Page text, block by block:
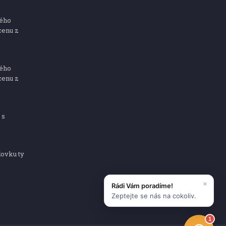
z
z
ty